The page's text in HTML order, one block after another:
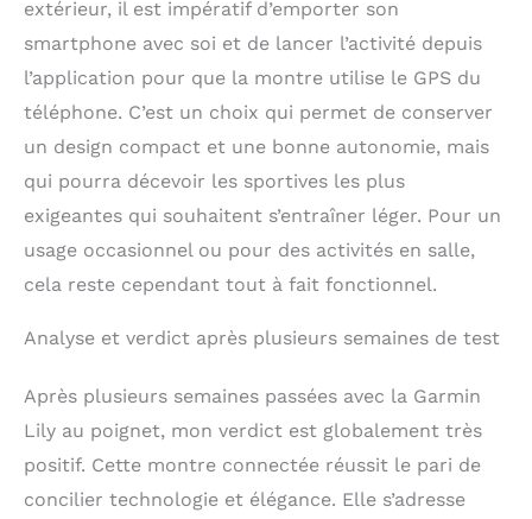
extérieur, il est impératif d’emporter son
smartphone avec soi et de lancer l’activité depuis
l’application pour que la montre utilise le GPS du
téléphone. C’est un choix qui permet de conserver
un design compact et une bonne autonomie, mais
qui pourra décevoir les sportives les plus
exigeantes qui souhaitent s’entraîner léger. Pour un
usage occasionnel ou pour des activités en salle,
cela reste cependant tout à fait fonctionnel.
Analyse et verdict après plusieurs semaines de test
Après plusieurs semaines passées avec la Garmin
Lily au poignet, mon verdict est globalement très
positif. Cette montre connectée réussit le pari de
concilier technologie et élégance. Elle s’adresse